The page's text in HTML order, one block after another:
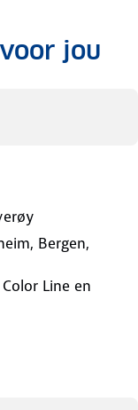
jou